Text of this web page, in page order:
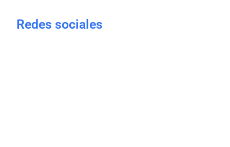
Redes sociales